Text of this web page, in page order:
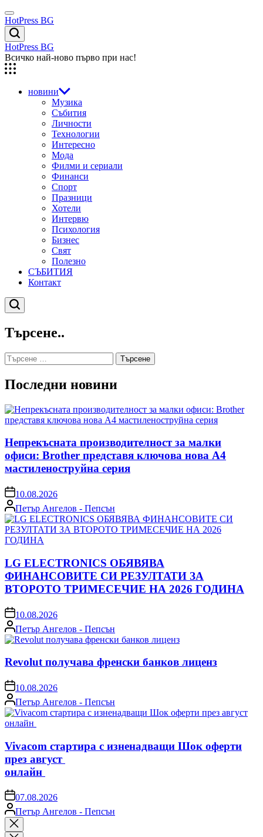
Skip
to
content
Menu
HotPress BG
Търсене
HotPress BG
Всичко най-ново първо при нас!
новини
Музика
Събития
Личности
Технологии
Интересно
Мода
Филми и сериали
Финанси
Спорт
Празници
Хотели
Интервю
Психология
Бизнес
Свят
Полезно
СЪБИТИЯ
Контакт
Търсене
Търсене..
Търсене
за:
Последни новини
Непрекъсната производителност за малки
офиси: Brother представя ключова нова A4
мастиленоструйна серия
on 10.08.2026
Posted
by
Петър Ангелов - Пепсън
LG ELECTRONICS ОБЯВЯВА
ФИНАНСОВИТЕ СИ РЕЗУЛТАТИ ЗА
ВТОРОТО ТРИМЕСЕЧИЕ НА 2026 ГОДИНА
on 10.08.2026
Posted
by
Петър Ангелов - Пепсън
Revolut получава френски банков лиценз
on 10.08.2026
Posted
by
Петър Ангелов - Пепсън
Vivacom стартира с изненадващи Шок оферти
през август
онлайн
on07.08.2026
Posted
by
Петър Ангелов - Пепсън
Close
search